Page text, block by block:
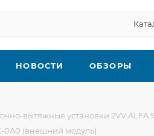
НОВОСТИ ОБЗОРЫ
вытяжные установки 2VV ALFA
0A0 (внешний модуль)